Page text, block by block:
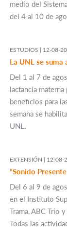
medio del
del 4 al 10 de
ESTUDIOS | 12-08-
La UNL se suma
Del 1 al 7 de
lactancia
beneficios para
semana se
UNL.
EXTENSIÓN | 12-08-
“Sonido
Del 6 al 9 de
en el Instituto
Trama, ABC Trío
Todas las